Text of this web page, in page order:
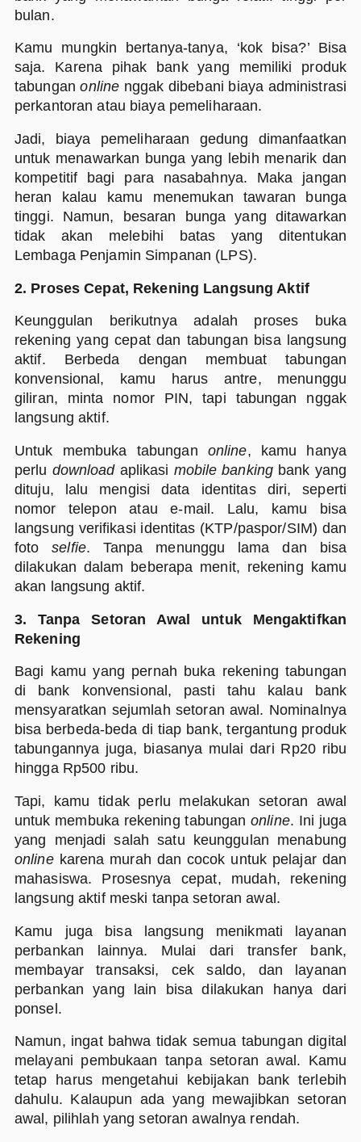
bulan.
Kamu mungkin bertanya-tanya, ‘kok bisa?’ Bisa
saja. Karena pihak bank yang memiliki produk
tabunganonline nggak dibebani biaya administrasi
perkantoran atau biaya pemeliharaan.
Jadi, biaya pemeliharaan gedung dimanfaatkan
untuk menawarkan bunga yang lebih menarik dan
kompetitif bagi para nasabahnya. Maka jangan
heran kalau kamu menemukan tawaran bunga
tinggi. Namun, besaran bunga yang ditawarkan
tidak akan melebihi batas yang ditentukan
Lembaga Penjamin Simpanan (LPS).
2. Proses Cepat, Rekening Langsung Aktif
Keunggulan berikutnya adalah proses buka
rekening yang cepat dan tabungan bisa langsung
aktif. Berbeda dengan membuat tabungan
konvensional, kamu harus antre, menunggu
giliran, minta nomor PIN, tapi tabungan nggak
langsung aktif.
Untuk membuka tabungan online, kamu hanya
perlu downloadaplikasi mobile banking bank yang
dituju, lalu mengisi data identitas diri, seperti
nomor telepon atau e-mail. Lalu, kamu bisa
langsung verifikasi identitas (KTP/paspor/SIM) dan
fotoselfie. Tanpa menunggu lama dan bisa
dilakukan dalam beberapa menit, rekening kamu
akan langsung aktif.
3. Tanpa Setoran Awal untuk Mengaktifkan
Rekening
Bagi kamu yang pernah buka rekening tabungan
di bank konvensional, pasti tahu kalau bank
mensyaratkan sejumlah setoran awal. Nominalnya
bisa berbeda-beda di tiap bank, tergantung produk
tabungannya juga, biasanya mulai dari Rp20 ribu
hingga Rp500 ribu.
Tapi, kamu tidak perlu melakukan setoran awal
untuk membuka rekening tabunganonline. Ini juga
yang menjadi salah satu keunggulan menabung
onlinekarena murah dan cocok untuk pelajar dan
mahasiswa. Prosesnya cepat, mudah, rekening
langsung aktif meski tanpa setoran awal.
Kamu juga bisa langsung menikmati layanan
perbankan lainnya. Mulai dari transfer bank,
membayar transaksi, cek saldo, dan layanan
perbankan yang lain bisa dilakukan hanya dari
ponsel.
Namun, ingat bahwa tidak semua tabungan digital
melayani pembukaan tanpa setoran awal. Kamu
tetap harus mengetahui kebijakan bank terlebih
dahulu. Kalaupun ada yang mewajibkan setoran
awal, pilihlah yang setoran awalnya rendah.